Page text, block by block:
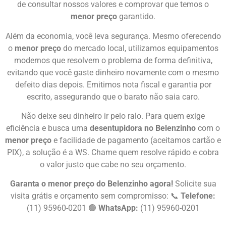
de consultar nossos valores e comprovar que temos o
menor preço garantido.
Além da economia, você leva segurança. Mesmo oferecendo
o menor preçodo mercado local, utilizamos equipamentos
modernos que resolvem o problema de forma definitiva,
evitando que você gaste dinheiro novamente com o mesmo
defeito dias depois. Emitimos nota fiscal e garantia por
escrito, assegurando que o barato não saia caro.
Não deixe seu dinheiro ir pelo ralo. Para quem exige
eficiência e busca uma desentupidora no Belenzinho com o
menor preço e facilidade de pagamento (aceitamos cartão e
PIX), a solução é a WS. Chame quem resolve rápido e cobra
o valor justo que cabe no seu orçamento.
Garanta o menor preço do Belenzinho agora!Solicite sua
visita grátis e orçamento sem compromisso: 📞 Telefone:
(11) 95960-0201 🟢 WhatsApp: (11) 95960-0201